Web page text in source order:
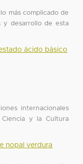
más complicado de
y desarrollo de esta
ácido básico
internacionales
y la Cultura
nopal verdura